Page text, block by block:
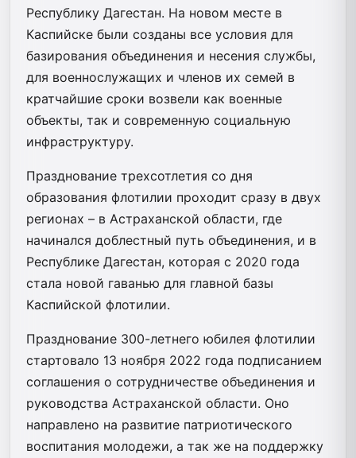
Республику Дагестан. На новом месте в
Каспийске были созданы все условия для
базирования объединения и несения службы,
для военнослужащих и членов их семей в
кратчайшие сроки возвели как военные
объекты, так и современную социальную
инфраструктуру.
Празднование трехсотлетия со дня
образования флотилии проходит сразу в двух
регионах – в Астраханской области, где
начинался доблестный путь объединения, и в
Республике Дагестан, которая с 2020 года
стала новой гаванью для главной базы
Каспийской флотилии.
Празднование 300-летнего юбилея флотилии
стартовало 13 ноября 2022 года подписанием
соглашения о сотрудничестве объединения и
руководства Астраханской области. Оно
направлено на развитие патриотического
воспитания молодежи, а так же на поддержку